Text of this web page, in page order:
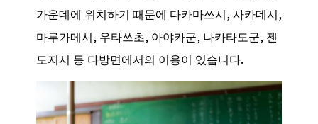
가운데에 위치하기 때문에 다카마쓰시, 사카데시,
마루가메시, 우타쓰초, 아야카군, 나카타도군, 젠
도지시 등 다방면에서의 이용이 있습니다.